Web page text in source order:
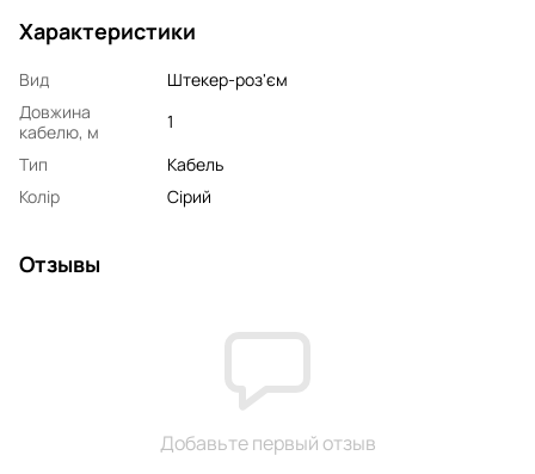
Характеристики
Вид
Штекер-роз'єм
Довжина
кабелю, м
1
Тип
Кабель
Колір
Сірий
Отзывы
Добавьте первый отзыв